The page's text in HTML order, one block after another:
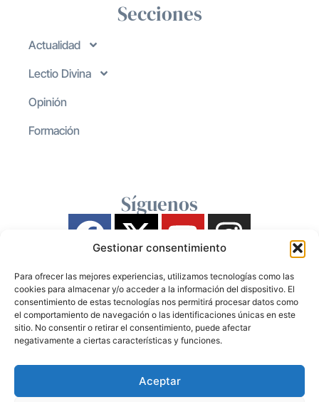
Gestionar consentimiento
Para ofrecer las mejores experiencias, utilizamos tecnologías como las
cookies para almacenar y/o acceder a la información del dispositivo. El
consentimiento de estas tecnologías nos permitirá procesar datos como
el comportamiento de navegación o las identificaciones únicas en este
sitio. No consentir o retirar el consentimiento, puede afectar
negativamente a ciertas características y funciones.
Aceptar
Secciones
Actualidad
Lectio Divina
Opinión
Formación
Síguenos